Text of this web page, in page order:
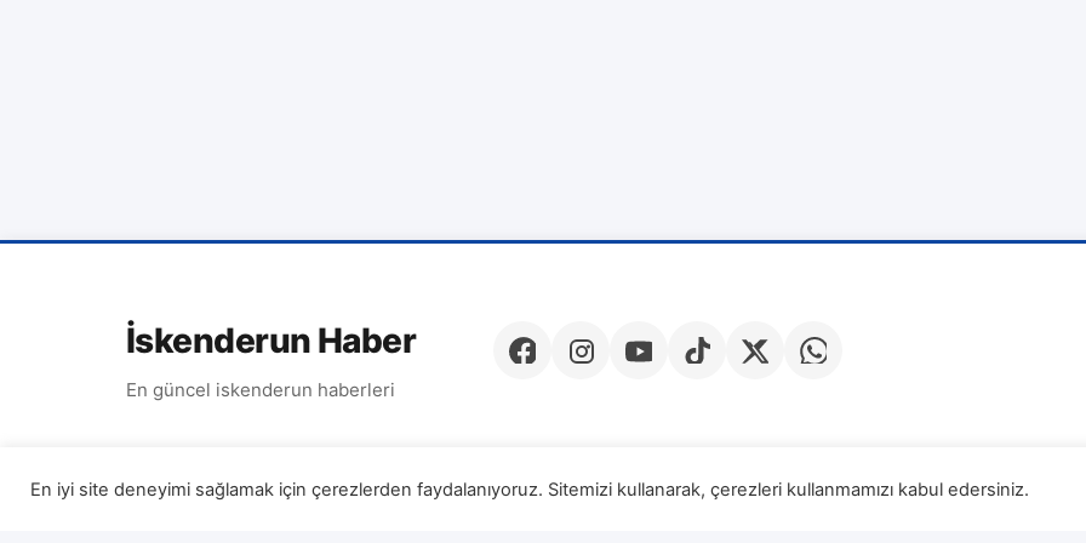
İskenderun Haber
En güncel iskenderun haberleri
En iyi site deneyimi sağlamak için çerezlerden faydalanıyoruz. Sitemizi kullanarak, çerezleri kullanmamızı kabul edersiniz.